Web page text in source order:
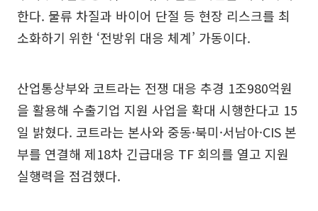
한다. 물류 차질과 바이어 단절 등 현장 리스크를 최
소화하기 위한 ‘전방위 대응 체계’ 가동이다.
산업통상부와 코트라는 전쟁 대응 추경 1조980억원
을 활용해 수출기업 지원 사업을 확대 시행한다고 15
일 밝혔다. 코트라는 본사와 중동·북미·서남아·CIS 본
부를 연결해 제18차 긴급대응 TF 회의를 열고 지원
실행력을 점검했다.